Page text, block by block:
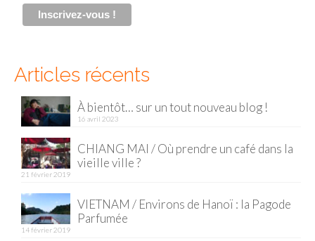
Baie d’Halong
Hué
Mai Chau
Ninh Binh
EUROPE
Articles récents
À bientôt… sur un tout nouveau blog !
16 avril 2023
CHIANG MAI / Où prendre un café dans la
vieille ville ?
21 février 2019
VIETNAM / Environs de Hanoï : la Pagode
Parfumée
14 février 2019